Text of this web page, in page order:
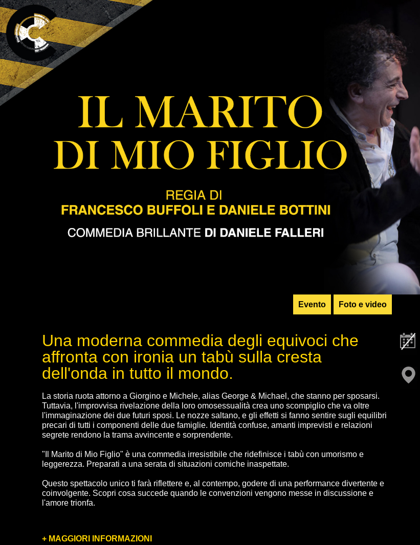
Evento Foto e video
Una moderna commedia degli equivoci che
affronta con ironia un tabù sulla cresta
dell'onda in tutto il mondo.
La storia ruota attorno a Giorgino e Michele, alias George & Michael, che stanno per sposarsi.
Tuttavia, l'improvvisa rivelazione della loro omosessualità crea uno scompiglio che va oltre
l'immaginazione dei due futuri sposi. Le nozze saltano, e gli effetti si fanno sentire sugli equilibri
precari di tutti i componenti delle due famiglie. Identità confuse, amanti imprevisti e relazioni
segrete rendono la trama avvincente e sorprendente.
"Il Marito di Mio Figlio" è una commedia irresistibile che ridefinisce i tabù con umorismo e
leggerezza. Preparati a una serata di situazioni comiche inaspettate.
Questo spettacolo unico ti farà riflettere e, al contempo, godere di una performance divertente e
coinvolgente. Scopri cosa succede quando le convenzioni vengono messe in discussione e
l'amore trionfa.
+ MAGGIORI INFORMAZIONI